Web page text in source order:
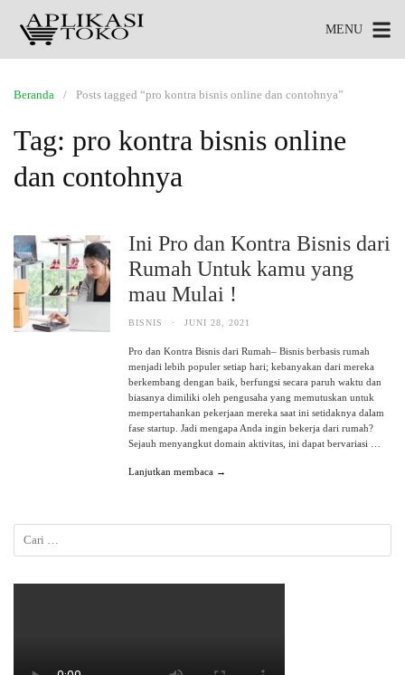
MENU
Beranda Posts tagged “pro kontra bisnis online dan contohnya”
Tag: pro kontra bisnis online
dan contohnya
Ini Pro dan Kontra Bisnis dari
Rumah Untuk kamu yang
mau Mulai !
BISNIS · JUNI 28, 2021
Pro dan Kontra Bisnis dari Rumah– Bisnis berbasis rumah
menjadi lebih populer setiap hari; kebanyakan dari mereka
berkembang dengan baik, berfungsi secara paruh waktu dan
biasanya dimiliki oleh pengusaha yang memutuskan untuk
mempertahankan pekerjaan mereka saat ini setidaknya dalam
fase startup. Jadi mengapa Anda ingin bekerja dari rumah?
Sejauh menyangkut domain aktivitas, ini dapat bervariasi …
Lanjutkan membaca →